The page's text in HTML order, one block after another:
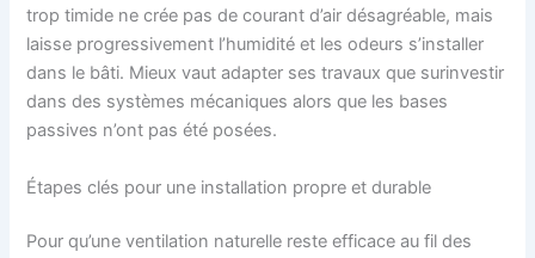
trop timide ne crée pas de courant d’air désagréable, mais
laisse progressivement l’humidité et les odeurs s’installer
dans le bâti. Mieux vaut adapter ses travaux que surinvestir
dans des systèmes mécaniques alors que les bases
passives n’ont pas été posées.
Étapes clés pour une installation propre et durable
Pour qu’une ventilation naturelle reste efficace au fil des